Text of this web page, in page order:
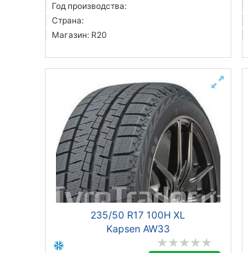
Год производства:
Страна:
Магазин: R20
235/50 R17 100H XL
Kapsen AW33